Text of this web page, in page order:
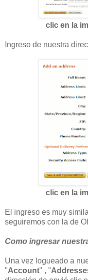
clic en la
Ingreso de nuestra
clic en la
El ingreso es muy
seguiremos con la de
Como ingresar
Una vez logueado a
"Account" , "